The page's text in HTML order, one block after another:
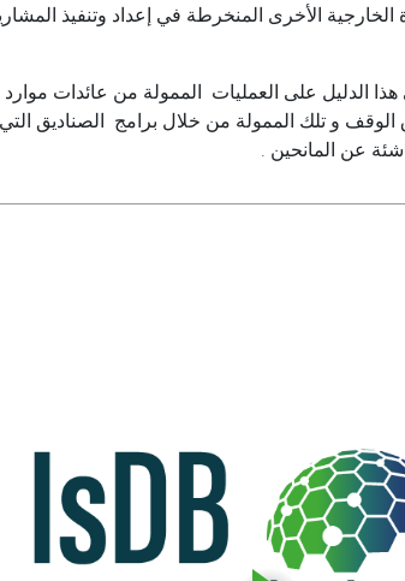
الأخرى المنخرطة في إعداد وتنفيذ
الدليل على العمليات الممولة من عائدات موارد
و تلك الممولة من خلال برامج الصناديق التي
عن المانحين .